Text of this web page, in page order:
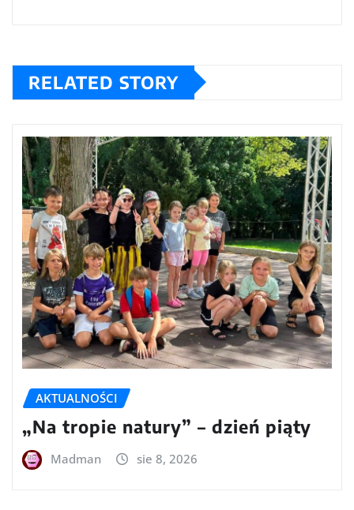
RELATED STORY
AKTUALNOŚCI
„Na tropie natury” – dzień piąty
Madman sie 8, 2026